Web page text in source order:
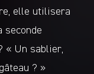
elle utilisera
seconde
« Un sablier,
? »